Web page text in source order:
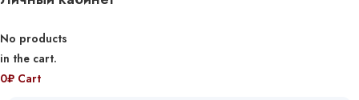
No products
in the cart.
0₽ Cart